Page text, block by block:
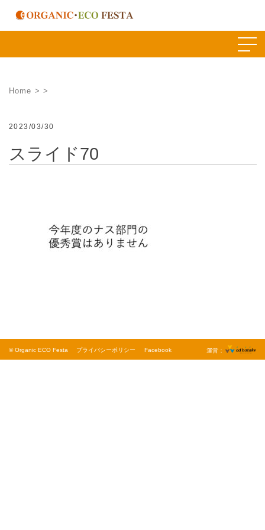
Skip
Home > >
2023/03/30
スライド70
運営：
Facebook
プライバシーポリシー
© Organic ECO Festa